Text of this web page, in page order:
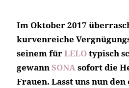
Im Oktober 2017
kurvenreiche
seinem fürLELOtypisch
gewannSONAsofort die
Frauen. Lasst uns nun den